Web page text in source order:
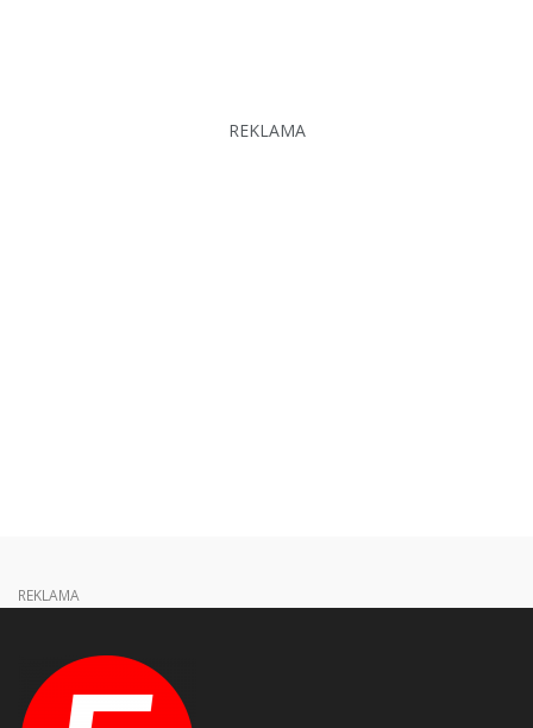
REKLAMA
REKLAMA